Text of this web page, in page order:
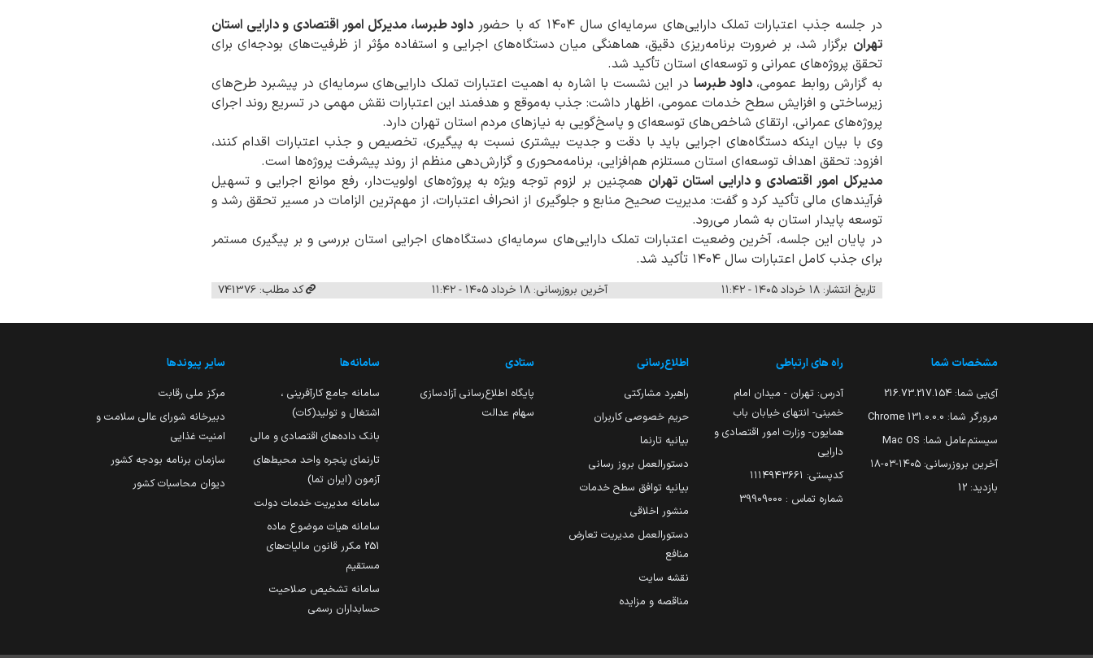
در جلسه جذب اعتبارات تملک دارایی‌های سرمایه‌ای سال ۱۴۰۴ که با حضور
داود طبرسا، مدیرکل امور اقتصادی و دارایی استان
تهران برگزار شد، بر ضرورت برنامه‌ریزی دقیق، هماهنگی میان دستگاه‌های اجرایی و استفاده مؤثر از ظرفیت‌های بودجه‌ای برای
تحقق پروژه‌های عمرانی و توسعه‌ای استان تأکید شد.
به گزارش روابط عمومی،داود طبرسا در این نشست با اشاره به اهمیت اعتبارات تملک دارایی‌های سرمایه‌ای در پیشبرد طرح‌های
زیرساختی و افزایش سطح خدمات عمومی، اظهار داشت: جذب به‌موقع و هدفمند این اعتبارات نقش مهمی در تسریع روند اجرای
پروژه‌های عمرانی، ارتقای شاخص‌های توسعه‌ای و پاسخ‌گویی به نیازهای مردم استان تهران دارد.
وی با بیان اینکه دستگاه‌های اجرایی باید با دقت و جدیت بیشتری نسبت به پیگیری، تخصیص و جذب اعتبارات اقدام کنند،
افزود: تحقق اهداف توسعه‌ای استان مستلزم هم‌افزایی، برنامه‌محوری و گزارش‌دهی منظم از روند پیشرفت پروژه‌ها است.
مدیرکل امور اقتصادی و دارایی استان تهران همچنین بر لزوم توجه ویژه به پروژه‌های اولویت‌دار، رفع موانع اجرایی و تسهیل
فرآیندهای مالی تأکید کرد و گفت: مدیریت صحیح منابع و جلوگیری از انحراف اعتبارات، از مهم‌ترین الزامات در مسیر تحقق رشد و
توسعه پایدار استان به شمار می‌رود.
در پایان این جلسه، آخرین وضعیت اعتبارات تملک دارایی‌های سرمایه‌ای دستگاه‌های اجرایی استان بررسی و بر پیگیری مستمر
برای جذب کامل اعتبارات سال ۱۴۰۴ تأکید شد.
تاریخ انتشار: ۱۸ خرداد ۱۴۰۵ - ۱۱:۴۲ آخرین بروزرسانی: ۱۸ خرداد ۱۴۰۵ - ۱۱:۴۲ کد مطلب: 741376
مشخصات شما
آی‌پی شما: 216.73.217.154
مرورگر شما: 131.0.0.0 Chrome
سیستم‌عامل شما: Mac OS
آخرین بروزرسانی: ۱۴۰۵-۰۳-۱۸
بازدید: 12
راه های ارتباطی
آدرس: تهران - میدان امام
خمینی- انتهای خیابان باب
همایون- وزارت امور اقتصادی و
دارایی
کدپستی: ۱۱۱۴۹۴۳۶۶۱
شماره تماس : 39909000
اطلاع‌رسانی
راهبرد مشارکتی
حریم خصوصی کاربران
بیانیه تارنما
دستورالعمل بروز رسانی
بیانیه توافق سطح خدمات
منشور اخلاقی
دستورالعمل مدیریت تعارض
منافع
نقشه سایت
مناقصه و مزایده
ستادی
پایگاه اطلاع‌رسانی آزادسازی
سهام عدالت
سامانه‌ها
سامانه جامع کارآفرینی ،
اشتغال و تولید(کات)
بانک داده‌های اقتصادی و مالی
تارنمای پنجره واحد محیط‌های
آزمون (ایران تما)
سامانه مدیریت خدمات دولت
سامانه هیات موضوع ماده
251 مکرر قانون مالیات‌های
مستقیم
سامانه تشخیص صلاحیت
حسابداران رسمی
سایر پیوندها
مرکز ملی رقابت
دبیرخانه شورای عالی سلامت و
امنیت غذایی
سازمان برنامه بودجه کشور
دیوان محاسبات کشور